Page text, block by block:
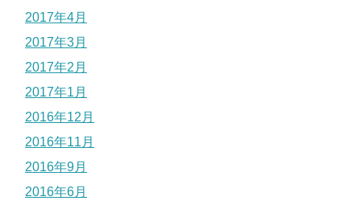
2017年4月
2017年3月
2017年2月
2017年1月
2016年12月
2016年11月
2016年9月
2016年6月